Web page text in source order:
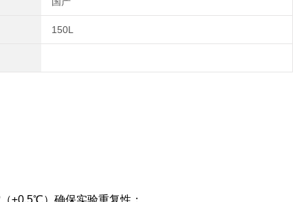
150L
±0.5℃）确保实验重复性；